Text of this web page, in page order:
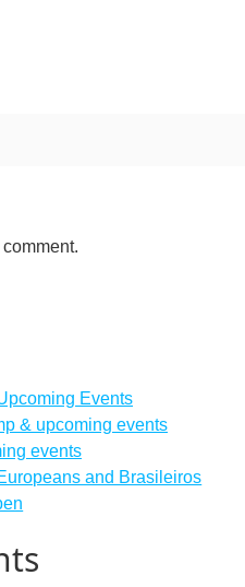
Events
& upcoming events
events
and Brasileiros